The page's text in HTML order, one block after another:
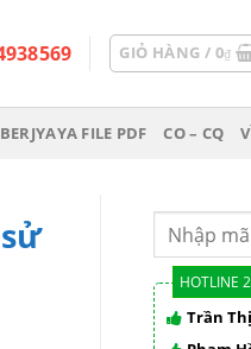
GIỎ HÀNG / 0₫
FILE PDF CO – CQ
HOTLINE
Trần